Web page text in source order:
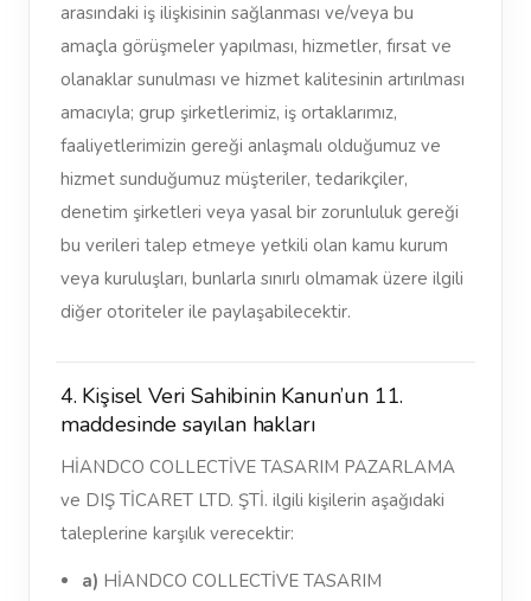
arasındaki iş ilişkisinin sağlanması ve/veya bu
amaçla görüşmeler yapılması, hizmetler, fırsat ve
olanaklar sunulması ve hizmet kalitesinin artırılması
amacıyla; grup şirketlerimiz, iş ortaklarımız,
faaliyetlerimizin gereği anlaşmalı olduğumuz ve
hizmet sunduğumuz müşteriler, tedarikçiler,
denetim şirketleri veya yasal bir zorunluluk gereği
bu verileri talep etmeye yetkili olan kamu kurum
veya kuruluşları, bunlarla sınırlı olmamak üzere ilgili
diğer otoriteler ile paylaşabilecektir.
4. Kişisel Veri Sahibinin Kanun’un 11.
maddesinde sayılan hakları
HİANDCO COLLECTİVE TASARIM PAZARLAMA
ve DIŞ TİCARET LTD. ŞTİ. ilgili kişilerin aşağıdaki
taleplerine karşılık verecektir:
a) HİANDCO COLLECTİVE TASARIM